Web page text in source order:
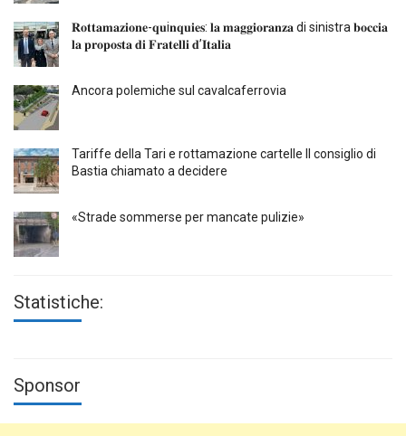
𝐑𝐨𝐭𝐭𝐚𝐦𝐚𝐳𝐢𝐨𝐧𝐞-𝐪𝐮i𝐧𝐪𝐮𝐢𝐞𝐬: 𝐥𝐚 𝐦𝐚𝐠𝐠𝐢𝐨𝐫𝐚𝐧𝐳𝐚 di sinistra 𝐛𝐨𝐜𝐜𝐢𝐚
𝐥𝐚 𝐩𝐫𝐨𝐩𝐨𝐬𝐭𝐚 𝐝𝐢 𝐅𝐫𝐚𝐭𝐞𝐥𝐥𝐢 𝐝’𝐈𝐭𝐚𝐥𝐢𝐚
Ancora polemiche sul cavalcaferrovia
Tariffe della Tari e rottamazione cartelle Il consiglio di
Bastia chiamato a decidere
«Strade sommerse per mancate pulizie»
Statistiche:
Sponsor